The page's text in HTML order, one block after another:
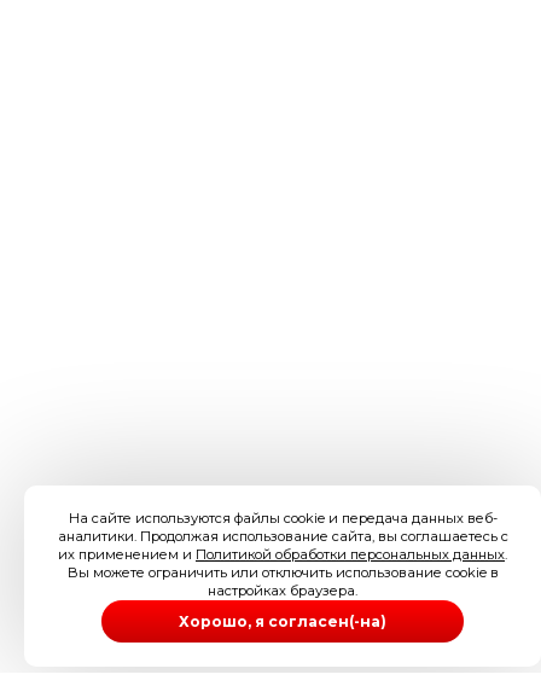
На сайте используются файлы cookie и передача данных веб-
аналитики. Продолжая использование сайта, вы соглашаетесь с
их применением и Политикой обработки персональных данных.
Вы можете ограничить или отключить использование cookie в
настройках браузера.
Хорошо, я согласен(-на)